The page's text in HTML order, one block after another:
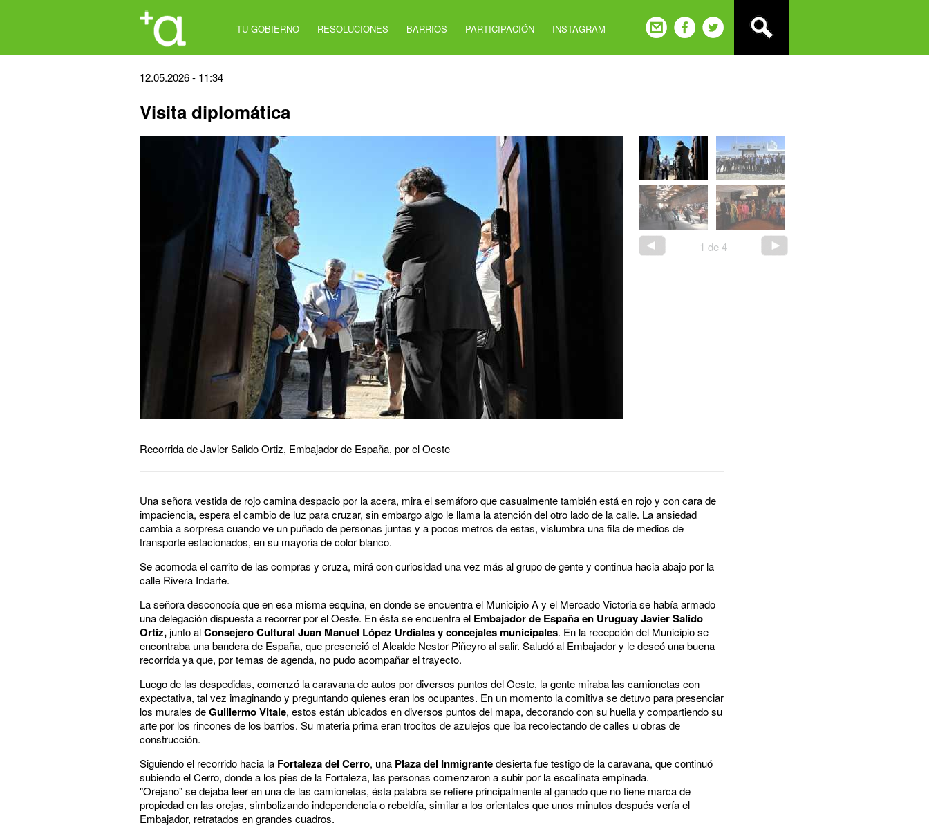
TU GOBIERNO RESOLUCIONES BARRIOS PARTICIPACIÓN INSTAGRAM
Back
top
12.05.2026 - 11:34
Visita diplomática
1 de4
Recorrida de Javier Salido Ortiz, Embajador de España, por el Oeste
Una señora vestida de rojo camina despacio por la acera, mira el semáforo que casualmente también está en rojo y con cara de
impaciencia, espera el cambio de luz para cruzar, sin embargo algo le llama la atención del otro lado de la calle. La ansiedad
cambia a sorpresa cuando ve un puñado de personas juntas y a pocos metros de estas, vislumbra una fila de medios de
transporte estacionados, en su mayoria de color blanco.
Se acomoda el carrito de las compras y cruza, mirá con curiosidad una vez más al grupo de gente y continua hacia abajo por la
calle Rivera Indarte.
La señora desconocía que en esa misma esquina, en donde se encuentra el Municipio A y el Mercado Victoria se había armado
una delegación dispuesta a recorrer por el Oeste. En ésta se encuentra el Embajador de España en Uruguay Javier Salido
Ortiz,junto alConsejero Cultural Juan Manuel López Urdialesy concejales municipales. En la recepción del Municipio se
encontraba una bandera de España, que presenció el Alcalde Nestor Piñeyro al salir. Saludó al Embajador y le deseó una buena
recorrida ya que, por temas de agenda, no pudo acompañar el trayecto.
Luego de las despedidas, comenzó la caravana de autos por diversos puntos del Oeste, la gente miraba las camionetas con
expectativa, tal vez imaginando y preguntando quienes eran los ocupantes. En un momento la comitiva se detuvo para presenciar
los murales deGuillermo Vitale, estos están ubicados en diversos puntos del mapa, decorando con su huella y compartiendo su
arte por los rincones de los barrios. Su materia prima eran trocitos de azulejos que iba recolectando de calles u obras de
construcción.
Siguiendo el recorrido hacia la Fortaleza del Cerro, una Plaza del Inmigrantedesierta fue testigo de la caravana, que continuó
subiendo el Cerro, donde a los pies de la Fortaleza, las personas comenzaron a subir por la escalinata empinada.
"Orejano" se dejaba leer en una de las camionetas, ésta palabra se refiere principalmente al ganado que no tiene marca de
propiedad en las orejas, simbolizando independencia o rebeldía, similar a los orientales que unos minutos después vería el
Embajador, retratados en grandes cuadros.